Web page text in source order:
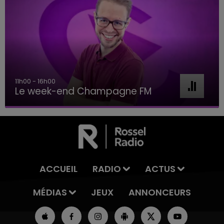
16h00 - 20h00
Le Week-end Champagne FM
ACCUEIL RADIO
ACTUS
MÉDIAS
JEUX ANNONCEURS